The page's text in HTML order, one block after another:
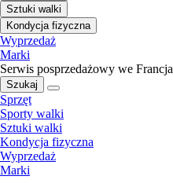
Sztuki walki
Kondycja fizyczna
Wyprzedaż
Marki
Serwis posprzedażowy we Francja
Szukaj
Sprzęt
Sporty walki
Sztuki walki
Kondycja fizyczna
Wyprzedaż
Marki